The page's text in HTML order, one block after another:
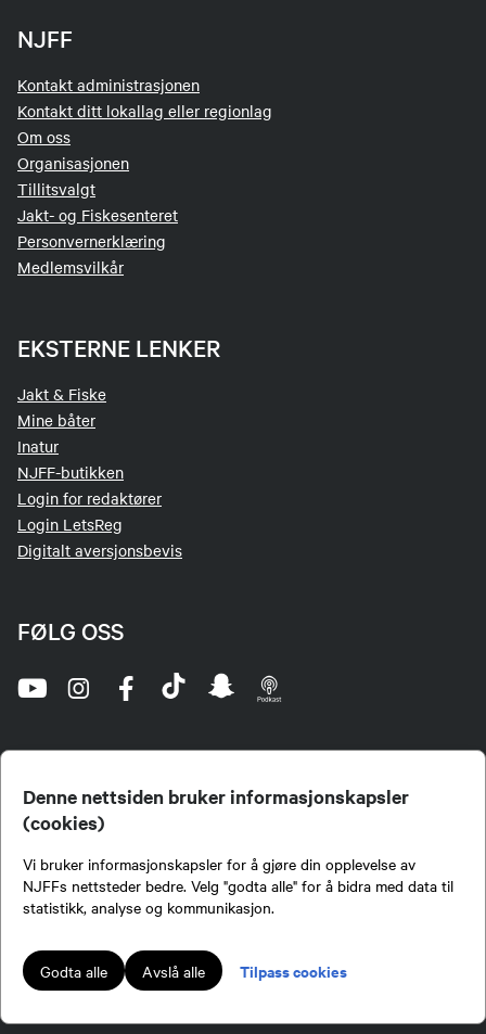
Denne nettsiden bruker informasjonskapsler
(cookies)
Vi bruker informasjonskapsler for å gjøre din opplevelse av
NJFFs nettsteder bedre. Velg "godta alle" for å bidra med data til
statistikk, analyse og kommunikasjon.
Godta alle Avslå alle Tilpass cookies
NJFF
Kontakt administrasjonen
Kontakt ditt lokallag eller regionlag
Om oss
Organisasjonen
Tillitsvalgt
Jakt- og Fiskesenteret
Personvernerklæring
Medlemsvilkår
EKSTERNE LENKER
Jakt & Fiske
Mine båter
Inatur
NJFF-butikken
Login for redaktører
Login LetsReg
Digitalt aversjonsbevis
FØLG OSS
jegere og sportsfiskere og et av de viktigste miljøene for formidling av kunnskap om jakt og
fiske i Norge. Vi er en partipolitisk nøytral organisasjon, men har et sterkt jakt-, fiske-, og
naturpolitisk engasjement i mange saker.
Lokalforeninger tilsluttet Norges Jeger- og Fiskerforbund har ansvar for innhold de
publiserer på njff.no.